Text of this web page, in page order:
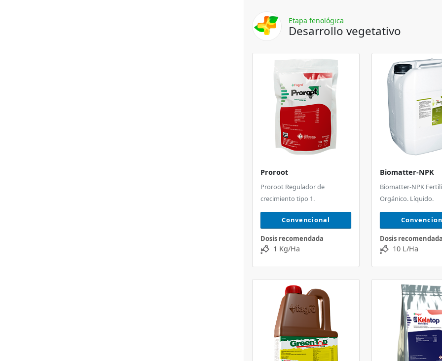
Etapa fenológica
Desarrollo vegetativo
Proroot
Proroot Regulador de
crecimiento tipo 1.
Convencional
Dosis recomendada
1 Kg/Ha
Biomatter-NPK
Biomatter-NPK
Orgánico. Líquido.
Dosis recomendada
10 L/Ha